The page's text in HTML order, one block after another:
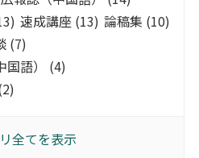
速成講座 (13) 論稿集 (10)
(7)
国語） (4)
全てを表示